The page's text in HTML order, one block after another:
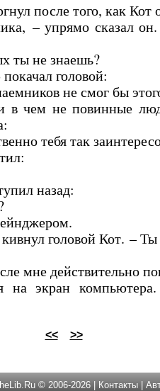
после того, как Кот
– упрямо сказал
ты не знаешь?
головой:
не смог бы
в чем не повинные
тебя так
назад:
головой Кот. –
мне действительно
экран
<< >>
© 2006-2026 | Контакты |